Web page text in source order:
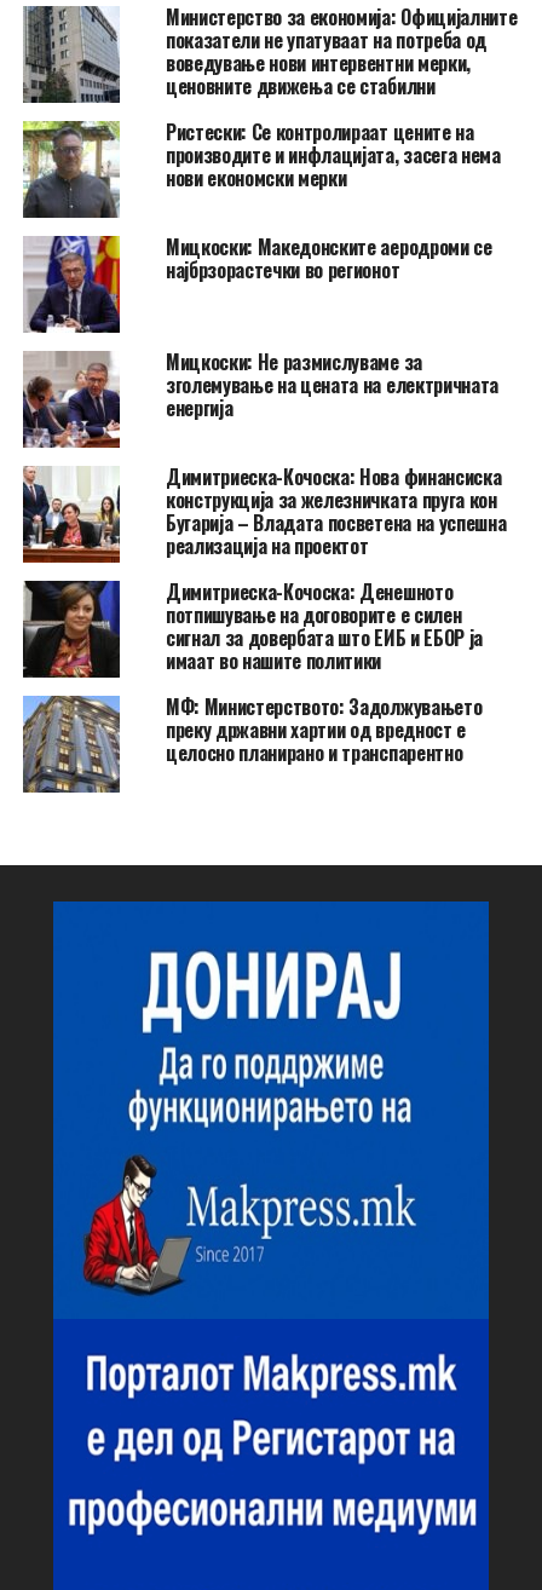
Министерство за економија: Официјалните
показатели не упатуваат на потреба од
воведување нови интервентни мерки,
ценовните движења се стабилни
Ристески: Се контролираат цените на
производите и инфлацијата, засега нема
нови економски мерки
Мицкоски: Македонските аеродроми се
најбрзорастечки во регионот
Мицкоски: Не размислуваме за
зголемување на цената на електричната
енергија
Димитриеска-Кочоска: Нова финансиска
конструкција за железничката пруга кон
Бугарија – Владата посветена на успешна
реализација на проектот
Димитриеска-Кочоска: Денешното
потпишување на договорите е силен
сигнал за довербата што ЕИБ и ЕБОР ја
имаат во нашите политики
МФ: Министерството: Задолжувањето
преку државни хартии од вредност е
целосно планирано и транспарентно